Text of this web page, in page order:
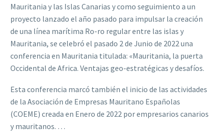
Mauritania y las Islas Canarias y como seguimiento a un
proyecto lanzado el año pasado para impulsar la creación
de una línea marítima Ro-ro regular entre las islas y
Mauritania, se celebró el pasado 2 de Junio de 2022 una
conferencia en Mauritania titulada: «Mauritania, la puerta
Occidental de Africa. Ventajas geo-estratégicas y desafíos.
Esta conferencia marcó también el inicio de las actividades
de la Asociación de Empresas Mauritano Españolas
(COEME) creada en Enero de 2022 por empresarios canarios
y mauritanos. …